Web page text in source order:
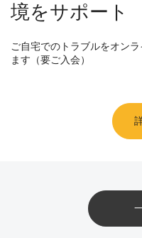
境をサポート
ご自宅でのトラブルをオン
ます（要ご入会）